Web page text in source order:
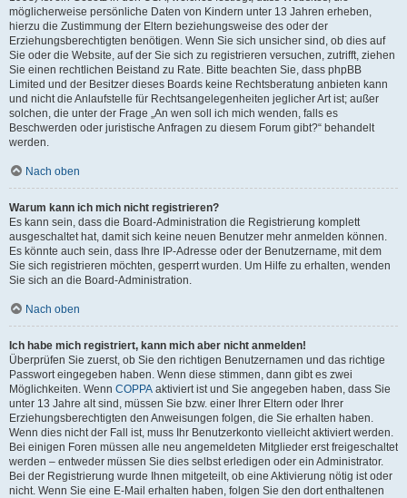
möglicherweise persönliche Daten von Kindern unter 13 Jahren erheben,
hierzu die Zustimmung der Eltern beziehungsweise des oder der
Erziehungsberechtigten benötigen. Wenn Sie sich unsicher sind, ob dies auf
Sie oder die Website, auf der Sie sich zu registrieren versuchen, zutrifft, ziehen
Sie einen rechtlichen Beistand zu Rate. Bitte beachten Sie, dass phpBB
Limited und der Besitzer dieses Boards keine Rechtsberatung anbieten kann
und nicht die Anlaufstelle für Rechtsangelegenheiten jeglicher Art ist; außer
solchen, die unter der Frage „An wen soll ich mich wenden, falls es
Beschwerden oder juristische Anfragen zu diesem Forum gibt?“ behandelt
werden.
Nach oben
Warum kann ich mich nicht registrieren?
Es kann sein, dass die Board-Administration die Registrierung komplett
ausgeschaltet hat, damit sich keine neuen Benutzer mehr anmelden können.
Es könnte auch sein, dass Ihre IP-Adresse oder der Benutzername, mit dem
Sie sich registrieren möchten, gesperrt wurden. Um Hilfe zu erhalten, wenden
Sie sich an die Board-Administration.
Nach oben
Ich habe mich registriert, kann mich aber nicht anmelden!
Überprüfen Sie zuerst, ob Sie den richtigen Benutzernamen und das richtige
Passwort eingegeben haben. Wenn diese stimmen, dann gibt es zwei
Möglichkeiten. Wenn COPPA aktiviert ist und Sie angegeben haben, dass Sie
unter 13 Jahre alt sind, müssen Sie bzw. einer Ihrer Eltern oder Ihrer
Erziehungsberechtigten den Anweisungen folgen, die Sie erhalten haben.
Wenn dies nicht der Fall ist, muss Ihr Benutzerkonto vielleicht aktiviert werden.
Bei einigen Foren müssen alle neu angemeldeten Mitglieder erst freigeschaltet
werden – entweder müssen Sie dies selbst erledigen oder ein Administrator.
Bei der Registrierung wurde Ihnen mitgeteilt, ob eine Aktivierung nötig ist oder
nicht. Wenn Sie eine E-Mail erhalten haben, folgen Sie den dort enthaltenen